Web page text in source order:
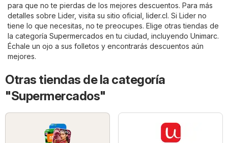
para que no te pierdas de los mejores descuentos. Para más
detalles sobre Lider, visita su sitio oficial, lider.cl. Si Lider no
tiene lo que necesitas, no te preocupes. Elige otras tiendas de
la categoría Supermercados en tu ciudad, incluyendo Unimarc.
Échale un ojo a sus folletos y encontrarás descuentos aún
mejores.
Otras tiendas de la categoría
"Supermercados"